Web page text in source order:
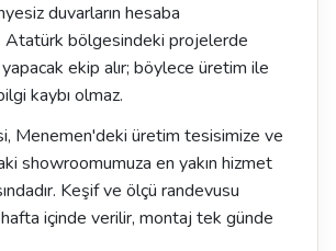
duvarların hesaba
Atatürk bölgesindeki projelerde
ekip alır; böylece üretim ile
kaybı olmaz.
Menemen'deki üretim tesisimize ve
showroomumuza en yakın hizmet
Keşif ve ölçü randevusu
içinde verilir, montaj tek günde